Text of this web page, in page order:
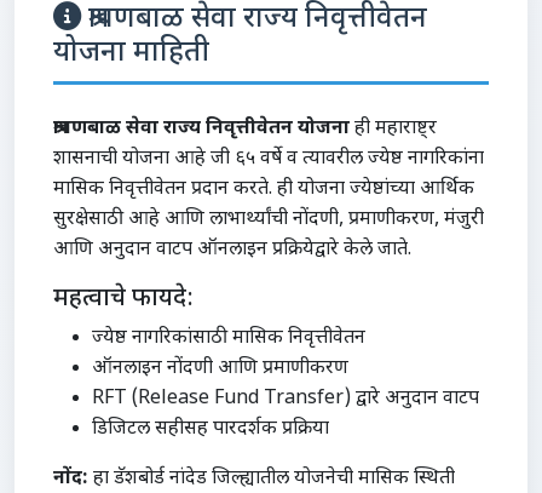
श्रावणबाळ सेवा राज्य निवृत्तीवेतन
योजना माहिती
श्रावणबाळ सेवा राज्य निवृत्तीवेतन योजनाही महाराष्ट्र
शासनाची योजना आहे जी ६५ वर्षे व त्यावरील ज्येष्ठ नागरिकांना
मासिक निवृत्तीवेतन प्रदान करते. ही योजना ज्येष्ठांच्या आर्थिक
सुरक्षेसाठी आहे आणि लाभार्थ्यांची नोंदणी, प्रमाणीकरण, मंजुरी
आणि अनुदान वाटप ऑनलाइन प्रक्रियेद्वारे केले जाते.
महत्वाचे फायदे:
ज्येष्ठ नागरिकांसाठी मासिक निवृत्तीवेतन
ऑनलाइन नोंदणी आणि प्रमाणीकरण
RFT (Release Fund Transfer) द्वारे अनुदान वाटप
डिजिटल सहीसह पारदर्शक प्रक्रिया
नोंद: हा डॅशबोर्ड नांदेड जिल्ह्यातील योजनेची मासिक स्थिती